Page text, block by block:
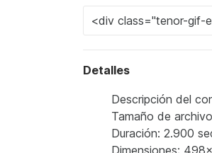
Detalles
Descripción del
Tamaño de
Duración: 2.900
Dimensiones: